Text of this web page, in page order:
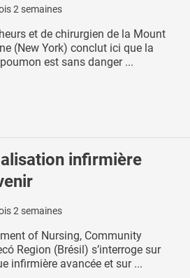
2 semaines
et de chirurgien de la Mount
(New York) conclut ici que la
est sans danger ...
infirmière
2 semaines
of Nursing, Community
Region (Brésil) s’interroge sur
infirmière avancée et sur ...